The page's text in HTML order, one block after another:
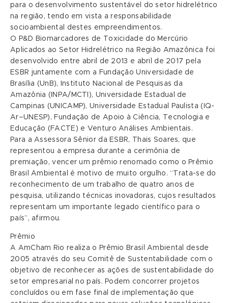
para o desenvolvimento sustentável do setor hidrelétrico
na região, tendo em vista a responsabilidade
socioambiental destes empreendimentos.
O P&D Biomarcadores de Toxicidade do Mercúrio
Aplicados ao Setor Hidrelétrico na Região Amazônica foi
desenvolvido entre abril de 2013 e abril de 2017 pela
ESBR juntamente com a Fundação Universidade de
Brasília (UnB), Instituto Nacional de Pesquisas da
Amazônia (INPA/MCTI), Universidade Estadual de
Campinas (UNICAMP), Universidade Estadual Paulista (IQ-
Ar–UNESP), Fundação de Apoio à Ciência, Tecnologia e
Educação (FACTE) e Venturo Análises Ambientais.
Para a Assessora Sênior da ESBR, Thais Soares, que
representou a empresa durante a cerimônia de
premiação, vencer um prêmio renomado como o Prêmio
Brasil Ambiental é motivo de muito orgulho. “Trata-se do
reconhecimento de um trabalho de quatro anos de
pesquisa, utilizando técnicas inovadoras, cujos resultados
representam um importante legado científico para o
país”, afirmou.
Prêmio
A AmCham Rio realiza o Prêmio Brasil Ambiental desde
2005 através do seu Comitê de Sustentabilidade com o
objetivo de reconhecer as ações de sustentabilidade do
setor empresarial no país. Podem concorrer projetos
concluídos ou em fase final de implementação que